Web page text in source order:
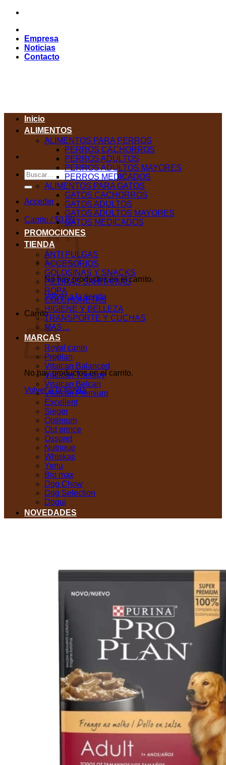
Saltar
contenido
Empresa
Noticias
Contacto
Buscar
por:
Acceder
Carrito /$0,00
No hay productos en el carrito.
Volver a la tienda
Carrito
No hay productos en el carrito.
Volver a la tienda
Inicio
ALIMENTOS
ALIMENTOS PARA PERROS
PERROS CACHORROS
PERROS ADULTOS
PERROS ADULTOS MAYORES
PERROS MEDICADOS
ALIMENTOS PARA GATOS
GATOS CACHORROS
GATOS ADULTOS
GATOS ADULTOS MAYORES
GATOS MEDICADOS
PROMOCIONES
TIENDA
ANTI PULGAS
ACCESORIOS
GOLOSINAS Y SNACKS
PIEDRAS SANITARIAS
ROPA
COLCHONETAS
HIGIENE Y BELLEZA
TRANSPORTE Y CUCHAS
MAS…
MARCAS
Royal canin
Proplan
Vitalcan Balanced
Vitalcan Therapy
Vitalcan Belcan
Vitalcan Premium
Excellent
Sieger
Optimum
Old prince
Osspret
Nutrique
Whiskas
Yenu
Bio max
Dog Chow
Dog Selection
Dogui
NOVEDADES